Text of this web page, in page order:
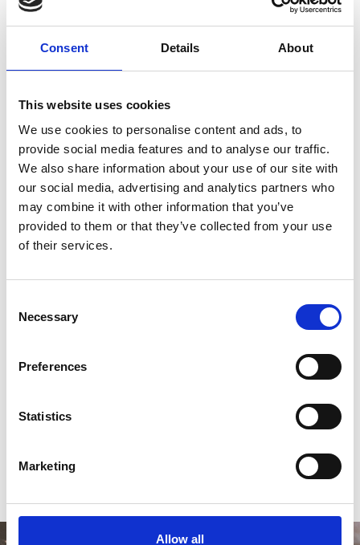
Consent Details About
This website uses cookies
We use cookies to personalise content and ads, to
provide social media features and to analyse our traffic.
We also share information about your use of our site with
our social media, advertising and analytics partners who
may combine it with other information that you’ve
provided to them or that they’ve collected from your use
of their services.
Selection
Necessary
Preferences
Statistics
Marketing
Allow all
Specificaties
maalschijven:
Motor vermogen:
Inhoud hopper: 300 gram
Aantal doseringen
te programmeren:
Hands-free malen: Ja